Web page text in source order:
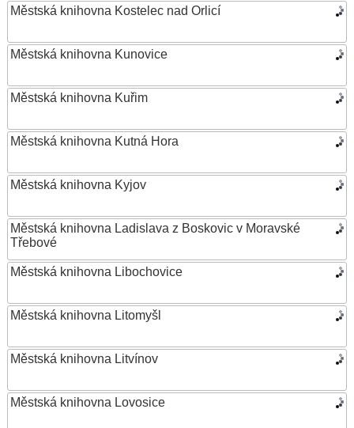
Městská knihovna Kostelec nad Orlicí
Městská knihovna Kunovice
Městská knihovna Kuřim
Městská knihovna Kutná Hora
Městská knihovna Kyjov
Městská knihovna Ladislava z Boskovic v Moravské
Třebové
Městská knihovna Libochovice
Městská knihovna Litomyšl
Městská knihovna Litvínov
Městská knihovna Lovosice